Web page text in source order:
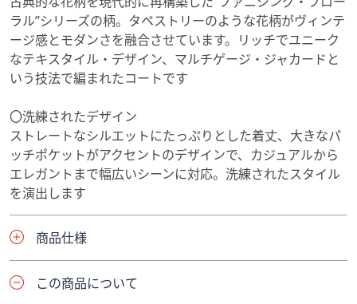
ラル”シリーズの柄。タペストリーのような花柄がヴィンテ
ージ感とモダンさを融合させています。リッチでユニーク
なテキスタイル・デザイン、マルチゲージ・ジャカードと
いう技法で編まれたコートです
〇洗練されたデザイン
ストレートなシルエットにたっぷりとした着丈、大きなパ
ッチポケットがアクセントのデザインで、カジュアルから
エレガントまで幅広いシーンに対応。洗練されたスタイル
を演出します
商品仕様
この商品について